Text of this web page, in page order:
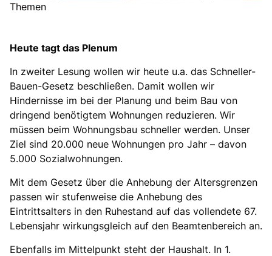
Heute tagt das Plenum
In zweiter Lesung wollen wir heute u.a. das Schneller-
Bauen-Gesetz beschließen. Damit wollen wir
Hindernisse im bei der Planung und beim Bau von
dringend benötigtem Wohnungen reduzieren. Wir
müssen beim Wohnungsbau schneller werden. Unser
Ziel sind 20.000 neue Wohnungen pro Jahr – davon
5.000 Sozialwohnungen.
Mit dem Gesetz über die Anhebung der Altersgrenzen
passen wir stufenweise die Anhebung des
Eintrittsalters in den Ruhestand auf das vollendete 67.
Lebensjahr wirkungsgleich auf den Beamtenbereich an.
Ebenfalls im Mittelpunkt steht der Haushalt. In 1.
Themen